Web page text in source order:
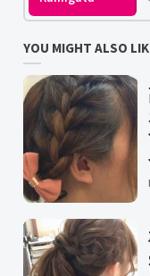
YOU MIGHT ALSO